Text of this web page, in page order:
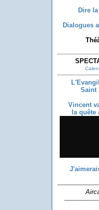
Dire
Dialogues
Saint
Vincent
la quête